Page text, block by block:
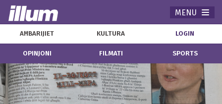
MENU
AĦBARIJIET KULTURA LOGIN
OPINJONI FILMATI SPORTS